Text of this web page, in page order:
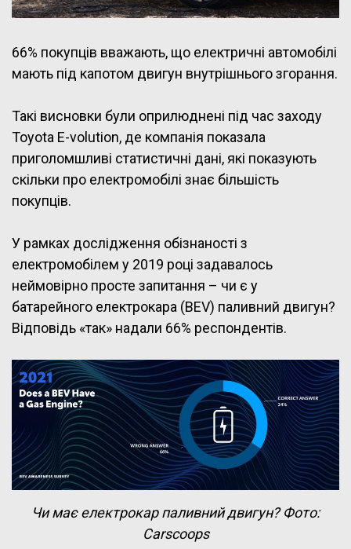
66% покупців вважають, що електричні автомобілі
мають під капотом двигун внутрішнього згорання.
Такі висновки були оприлюднені під час заходу
Toyota E-volution, де компанія показала
приголомшливі статистичні дані, які показують
скільки про електромобілі знає більшість
покупців.
У рамках дослідження обізнаності з
електромобілем у 2019 році задавалось
неймовірно просте запитання – чи є у
батарейного електрокара (BEV) паливний двигун?
Відповідь «так» надали 66% респондентів.
Чи має електрокар паливний двигун? Фото:
Carscoops